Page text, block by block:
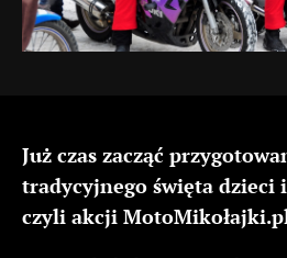
Już czas zacząć
tradycyjnego święta dzieci
czyli akcji